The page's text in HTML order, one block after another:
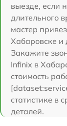
выезде, если
длительного
мастер
Хабаровске и
Закажите
Infinix в
стоимость
статистике в
деталей.